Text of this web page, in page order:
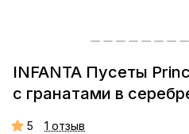
INFANTA Пусеты
с гранатами в
5 1 отзыв